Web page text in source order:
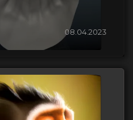
08.04.2023